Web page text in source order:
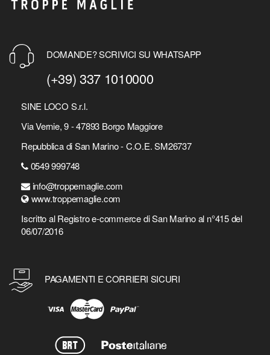
DOMANDE? SCRIVICI SU WHATSAPP
(+39) 337 1010000
SINE LOCO S.r.l.
Via Vernie, 9 - 47893 Borgo Maggiore
Repubblica di San Marino - C.O.E. SM26737
0549 999748
info@troppemaglie.com
www.troppemaglie.com
Iscritto al Registro e-commerce di San Marino al n°415 del
06/07/2016
PAGAMENTI E CORRIERI SICURI